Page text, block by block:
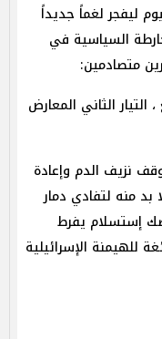
ليفجر لغماً جديداً
السياسية في
متصادمين:
التيار الثاني المعارض
نزيف الدم وإعادة
بد منه لتفادي دمار
إستسلام يفرط
للهيمنة الإسرائيلية